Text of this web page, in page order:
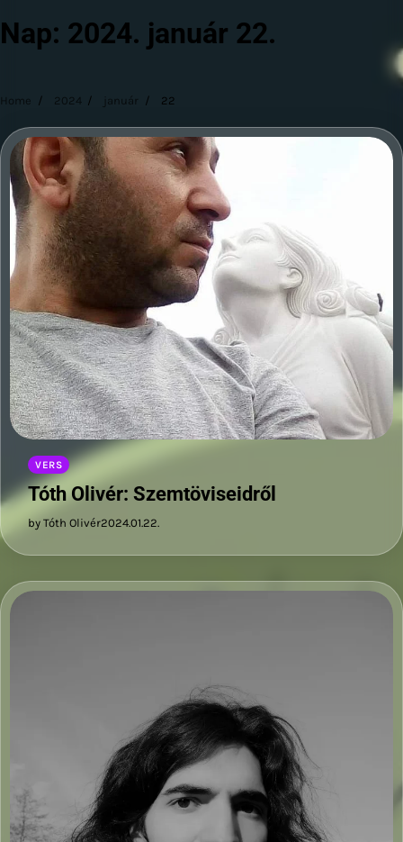
Nap: 2024. január 22.
Home 2024 január 22
VERS
Tóth Olivér: Szemtöviseidről
by Tóth Olivér2024.01.22.